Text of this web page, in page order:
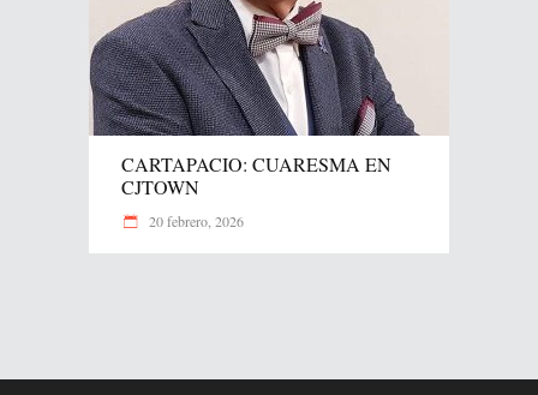
CARTAPACIO: CUARESMA EN
CJTOWN
20 febrero, 2026